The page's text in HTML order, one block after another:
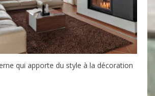
qui apporte du style à la décoration